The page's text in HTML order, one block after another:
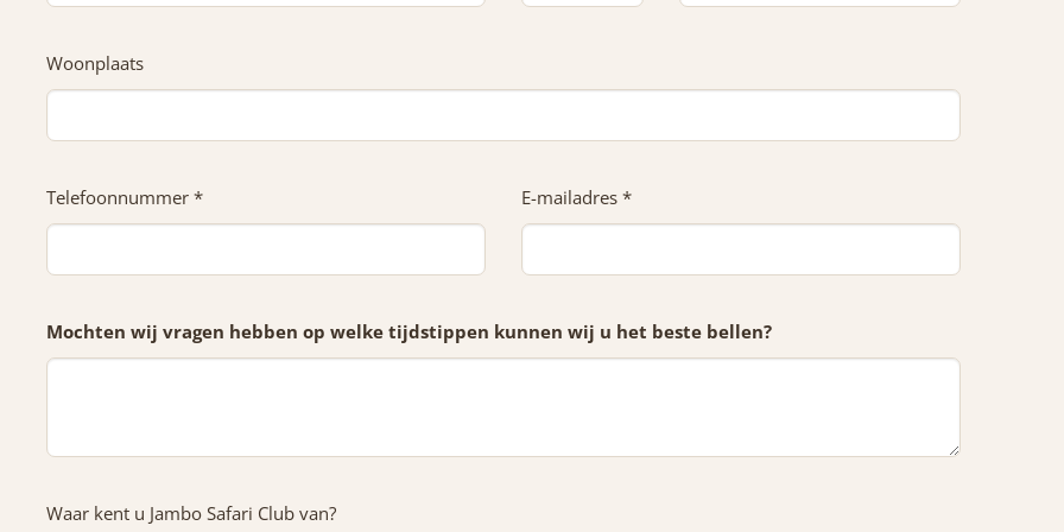
Woonplaats
Telefoonnummer * E-mailadres *
Mochten wij vragen hebben op welke tijdstippen kunnen wij u het beste bellen?
Waar kent u Jambo Safari Club van?